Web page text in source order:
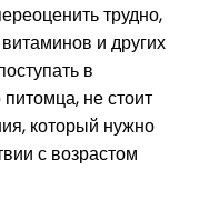
трудно,
и других
в
не стоит
который нужно
с возрастом